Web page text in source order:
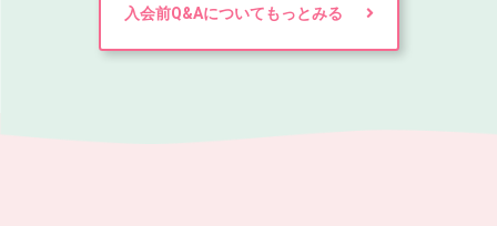
入会前Q&Aについてもっとみる